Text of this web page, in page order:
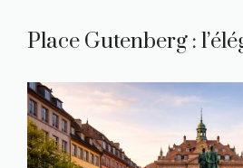
Place Gutenberg :